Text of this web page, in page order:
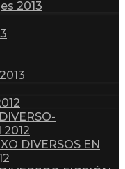
2013
DIVERSOS EN